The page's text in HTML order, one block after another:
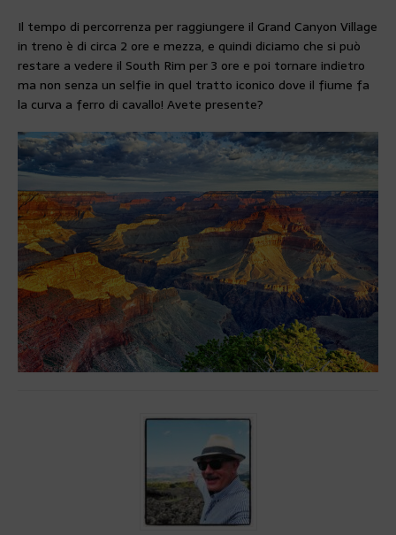
Il tempo di percorrenza per raggiungere il Grand Canyon Village
in treno è di circa 2 ore e mezza, e quindi diciamo che si può
restare a vedere il South Rim per 3 ore e poi tornare indietro
ma non senza un selfie in quel tratto iconico dove il fiume fa
la curva a ferro di cavallo! Avete presente?